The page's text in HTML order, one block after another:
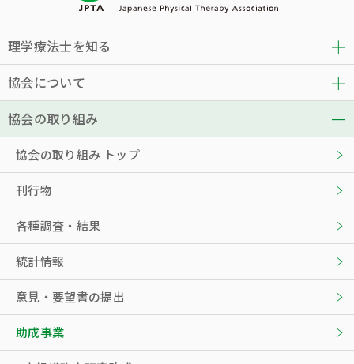
理学療法士を知る
協会について
協会の取り組み
協会の取り組み トップ
刊行物
各種調査・結果
統計情報
意見・要望書の提出
助成事業